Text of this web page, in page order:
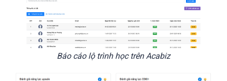
Báo cáo lộ trình học trên Acabiz